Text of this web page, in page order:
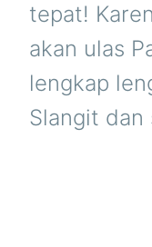
tepat!
akan ulas
lengkap
Slangit dan